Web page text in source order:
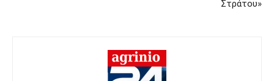
Στράτου»